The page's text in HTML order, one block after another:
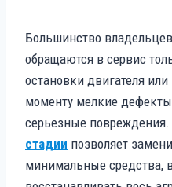
Большинство
обращаются в сервис
остановки двигателя
моменту мелкие
серьезные повреждения.
стадии позволяет
минимальные средства,